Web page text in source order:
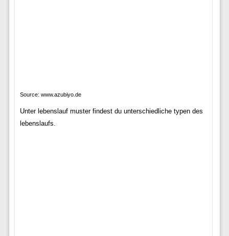
Source: www.azubiyo.de
Unter lebenslauf muster findest du unterschiedliche typen des
lebenslaufs.